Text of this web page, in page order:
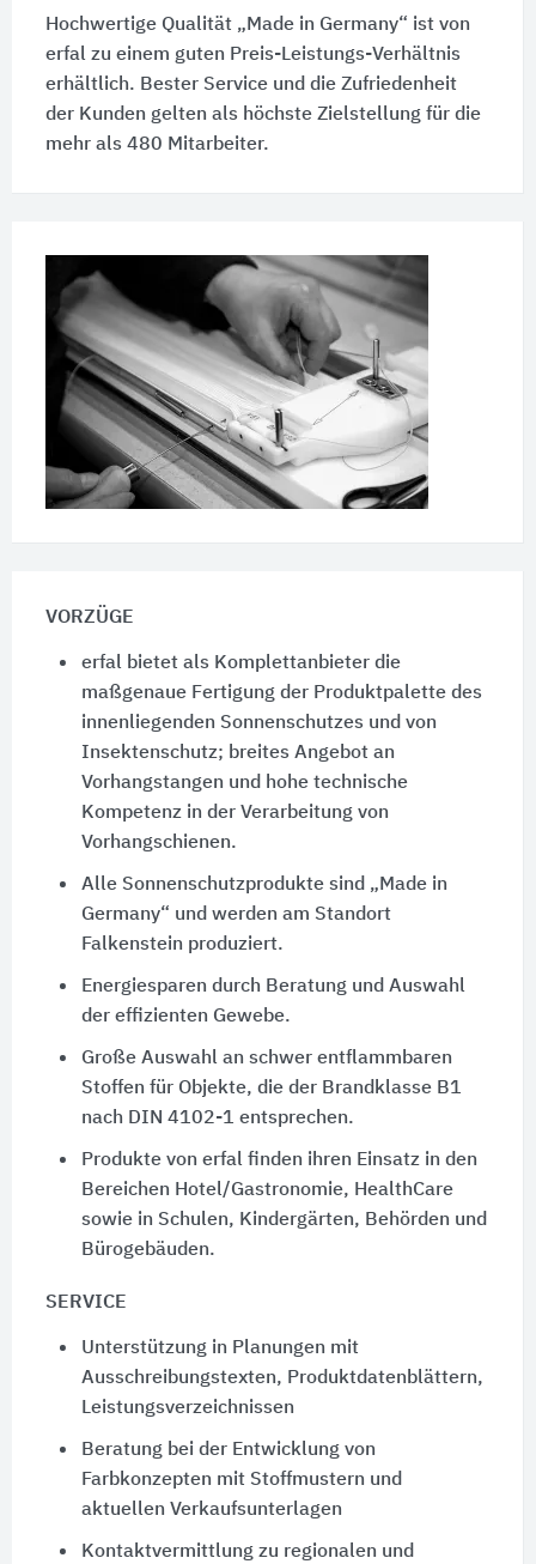
Hochwertige Qualität „Made in Germany“ ist von
erfal zu einem guten Preis-Leistungs-Verhältnis
erhältlich. Bester Service und die Zufriedenheit
der Kunden gelten als höchste Zielstellung für die
mehr als 480 Mitarbeiter.
VORZÜGE
erfal bietet als Komplettanbieter die
maßgenaue Fertigung der Produktpalette des
innenliegenden Sonnenschutzes und von
Insektenschutz; breites Angebot an
Vorhangstangen und hohe technische
Kompetenz in der Verarbeitung von
Vorhangschienen.
Alle Sonnenschutzprodukte sind „Made in
Germany“ und werden am Standort
Falkenstein produziert.
Energiesparen durch Beratung und Auswahl
der effizienten Gewebe.
Große Auswahl an schwer entflammbaren
Stoffen für Objekte, die der Brandklasse B1
nach DIN 4102-1 entsprechen.
Produkte von erfal finden ihren Einsatz in den
Bereichen Hotel/Gastronomie, HealthCare
sowie in Schulen, Kindergärten, Behörden und
Bürogebäuden.
SERVICE
Unterstützung in Planungen mit
Ausschreibungstexten, Produktdatenblättern,
Leistungsverzeichnissen
Beratung bei der Entwicklung von
Farbkonzepten mit Stoffmustern und
aktuellen Verkaufsunterlagen
Kontaktvermittlung zu regionalen und